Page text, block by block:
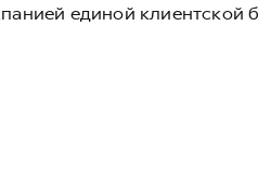
единой клиентской